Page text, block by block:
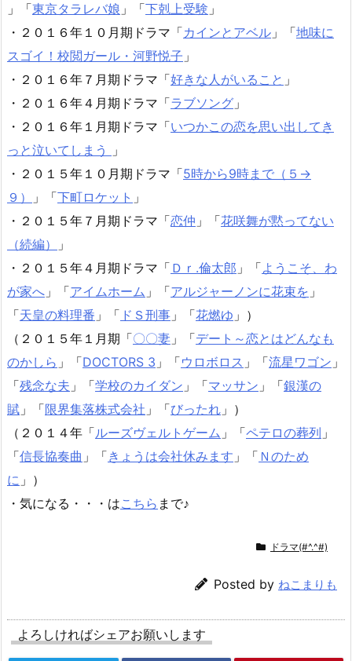
」「東京タラレバ娘 」「下剋上受験 」
・２０１６年１０月期ドラマ「カインとアベル 」「地味に
スゴイ！校閲ガール・河野悦子 」
・２０１６年７月期ドラマ「好きな人がいること 」
・２０１６年４月期ドラマ「ラブソング 」
・２０１６年１月期ドラマ「いつかこの恋を思い出してき
っと泣いてしまう
」
・２０１５年１０月期ドラマ「5時から9時まで（５→
９）
」「下町ロケット 」
・２０１５年７月期ドラマ「恋仲 」「花咲舞が黙ってない
（続編）
」
・２０１５年４月期ドラマ「 Ｄｒ.倫太郎 」「ようこそ、わ
が家へ 」「アイムホーム 」「アルジャーノンに花束を 」
「天皇の料理番 」「 ドＳ刑事 」「花燃ゆ 」）
（２０１５年１月期「〇〇妻 」「デート～恋とはどんなも
のかしら 」「DOCTORS 3 」「ウロボロス 」「流星ワゴン 」
「残念な夫 」「学校のカイダン 」「マッサン 」「銀漢の
賦 」「限界集落株式会社 」「びったれ 」）
（２０１４年「ルーズヴェルトゲーム 」「ペテロの葬列 」
「信長協奏曲 」「きょうは会社休みます 」「 Ｎのため
に 」）
・気になる・・・はこちら まで♪
ドラマ(#^.^#)
Posted by ねこまりも
よろしければシェアお願いします